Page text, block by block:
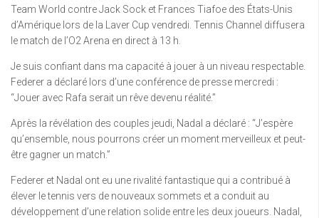
Team World contre Jack Sock et Frances Tiafoe des États-Unis
d’Amérique lors de la Laver Cup vendredi. Tennis Channel diffusera
le match de l’O2 Arena en direct à 13 h.
Je suis confiant dans ma capacité à jouer à un niveau respectable.
Federer a déclaré lors d’une conférence de presse mercredi :
“Jouer avec Rafa serait un rêve devenu réalité.”
Après la révélation des couples jeudi, Nadal a déclaré : “J’espère
qu’ensemble, nous pourrons créer un moment merveilleux et peut-
être gagner un match.”
Federer et Nadal ont eu une rivalité fantastique qui a contribué à
élever le tennis vers de nouveaux sommets et a conduit au
développement d’une relation solide entre les deux joueurs. Nadal,